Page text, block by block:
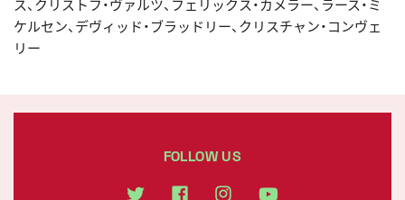
ス、クリストフ・ヴァルツ、フェリックス・カメラー、ラース・ミ
ケルセン、デヴィッド・ブラッドリー、クリスチャン・コンヴェ
リー
FOLLOW US